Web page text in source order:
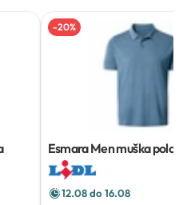
-20%
Esmara Men muška polo
12.08 do 16.08